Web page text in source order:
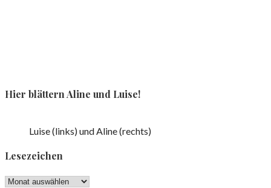
Hier blättern Aline und Luise!
Luise (links) und Aline (rechts)
Lesezeichen
Lesezeichen